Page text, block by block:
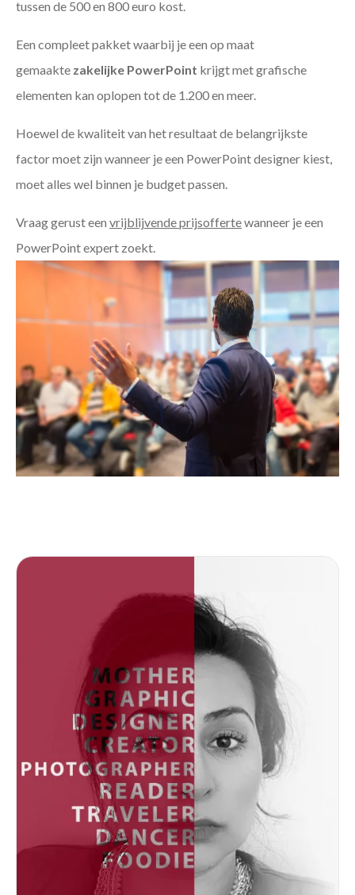
tussen de 500 en 800 euro kost.
Een compleet pakket waarbij je een op maat
gemaakte zakelijke PowerPoint krijgt met grafische
elementen kan oplopen tot de 1.200 en meer.
Hoewel de kwaliteit van het resultaat de belangrijkste
factor moet zijn wanneer je een PowerPoint designer kiest,
moet alles wel binnen je budget passen.
Vraag gerust een vrijblijvende prijsoffertewanneer je een
PowerPoint expert zoekt.